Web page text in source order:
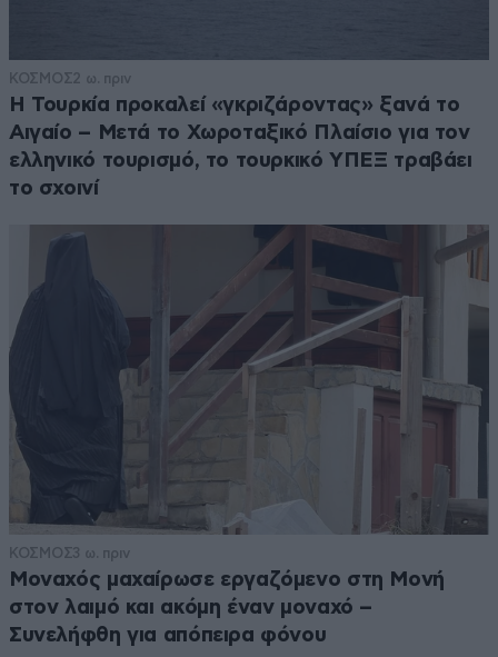
ΚΟΣΜΟΣ2 ω. πριν
Η Τουρκία προκαλεί «γκριζάροντας» ξανά το
Αιγαίο – Μετά το Χωροταξικό Πλαίσιο για τον
ελληνικό τουρισμό, το τουρκικό ΥΠΕΞ τραβάει
το σχοινί
ΚΟΣΜΟΣ3 ω. πριν
Μοναχός μαχαίρωσε εργαζόμενο στη Μονή
στον λαιμό και ακόμη έναν μοναχό –
Συνελήφθη για απόπειρα φόνου